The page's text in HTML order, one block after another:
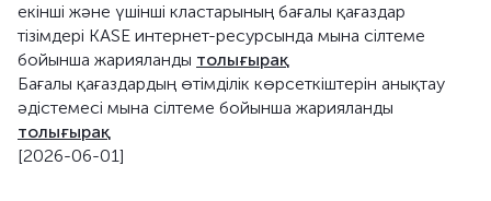
екінші және үшінші кластарының бағалы қағаздар
тізімдері KASE интернет-ресурсында мына сілтеме
бойынша жарияланды толығырақ
Бағалы қағаздардың өтімділік көрсеткіштерін анықтау
әдістемесі мына сілтеме бойынша жарияланды
толығырақ
[2026-06-01]